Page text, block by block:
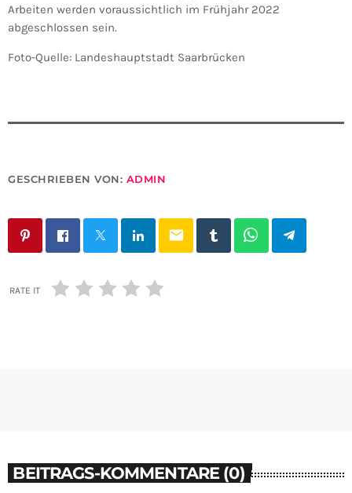
Arbeiten werden voraussichtlich im Frühjahr 2022
abgeschlossen sein.
Foto-Quelle: Landeshauptstadt Saarbrücken
GESCHRIEBEN VON: ADMIN
email
RATE IT
BEITRAGS-KOMMENTARE (0)